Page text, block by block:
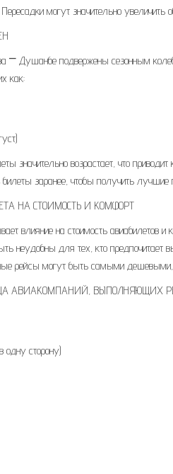
могут значительно увеличить
⎻ Душанбе подвержены сезонным
как:
значительно возрастает, что
билеты заранее, чтобы получить лучшие
НА СТОИМОСТЬ И КОМФОРТ
влияние на стоимость авиабилетов
неудобны для тех, кто предпочитает
рейсы могут быть самыми
АВИАКОМПАНИЙ, ВЫПОЛНЯЮЩИХ
одну сторону)